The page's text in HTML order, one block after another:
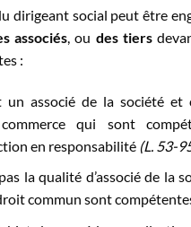
dirigeant social peut être
associés, ou des tiers
:
un associé de la société et
qui sont
en responsabilité (L. 53-
la qualité d’associé de la
commun sont